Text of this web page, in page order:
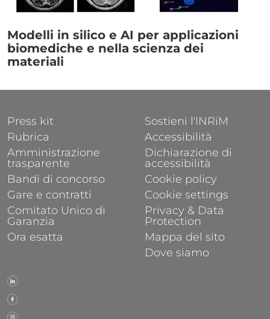
Link
Modelli in silico e AI per applicazioni
biomediche e nella scienza dei
materiali
FOOTER 1
Press kit
Rubrica
Amministrazione
trasparente
Bandi di concorso
Gare e contratti
Comitato Unico di
Garanzia
Ora esatta
FOOTER 2
Sostieni l'INRiM
Accessibilità
Dichiarazione di
accessibilità
Cookie policy
Cookie settings
Privacy & Data
Protection
Mappa del sito
Dove siamo